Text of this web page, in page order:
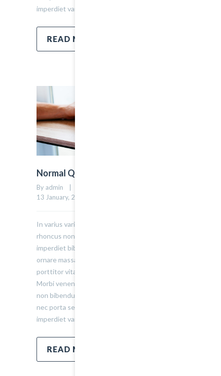
imperdiet varius urna…
READ MORE
Normal Quote Post
By admin    |    Uncategorized    |
13 January, 2015    |
In varius varius justo, eget ultrices mauris
rhoncus non. Morbi tristique, mauris eu
imperdiet bibendum, velit diam iaculis velit, in
ornare massa enim at lorem. Etiam risus diam,
porttitor vitae ultrices quis. Dapibus id dolor.
Morbi venenatis lacinia rhoncus. Pellentesque
non bibendum tellus, vitae semper sem. Morbi
nec porta sem, eget egestas leo. Donec
imperdiet varius urna…
READ MORE